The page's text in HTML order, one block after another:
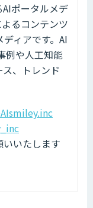
ポータルメデ
るコンテンツ
ィアです。AI
例や人工知能
、トレンド
いたします